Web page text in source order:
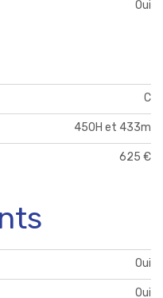
Oui
C
450H et 433m
625 €
Oui
Oui